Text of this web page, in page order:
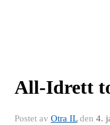
All-Idrett
Postet av Otra ILden 4.